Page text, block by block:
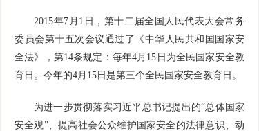
2015年7月1日，第十二届全国人民代表大会常务
委员会第十五次会议通过了《中华人民共和国国家安
全法》，第14条规定：每年4月15日为全民国家安全教
育日。今年的4月15日是第三个全民国家安全教育日。
为进一步贯彻落实习近平总书记提出的“总体国家
安全观”、提高社会公众维护国家安全的法律意识、动